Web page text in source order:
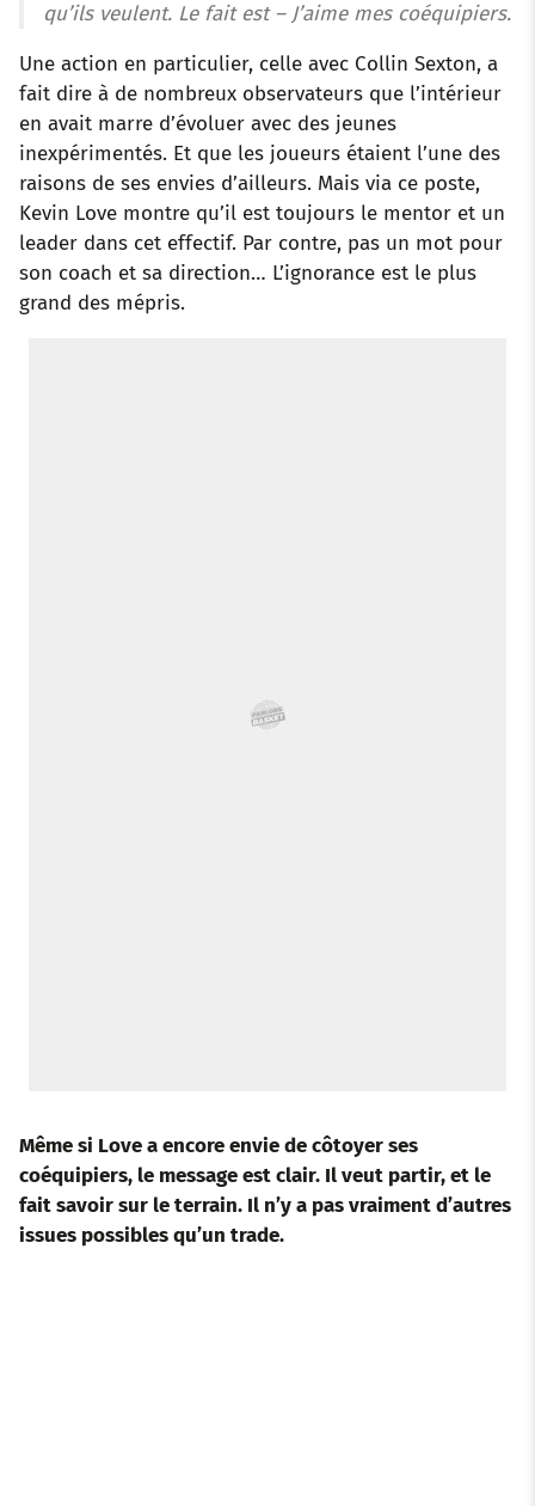
qu’ils veulent. Le fait est – J’aime mes coéquipiers.
Une action en particulier, celle avec Collin Sexton, a
fait dire à de nombreux observateurs que l’intérieur
en avait marre d’évoluer avec des jeunes
inexpérimentés. Et que les joueurs étaient l’une des
raisons de ses envies d’ailleurs. Mais via ce poste,
Kevin Love montre qu’il est toujours le mentor et un
leader dans cet effectif. Par contre, pas un mot pour
son coach et sa direction… L’ignorance est le plus
grand des mépris.
Même si Love a encore envie de côtoyer ses
coéquipiers, le message est clair. Il veut partir, et le
fait savoir sur le terrain. Il n’y a pas vraiment d’autres
issues possibles qu’un trade.